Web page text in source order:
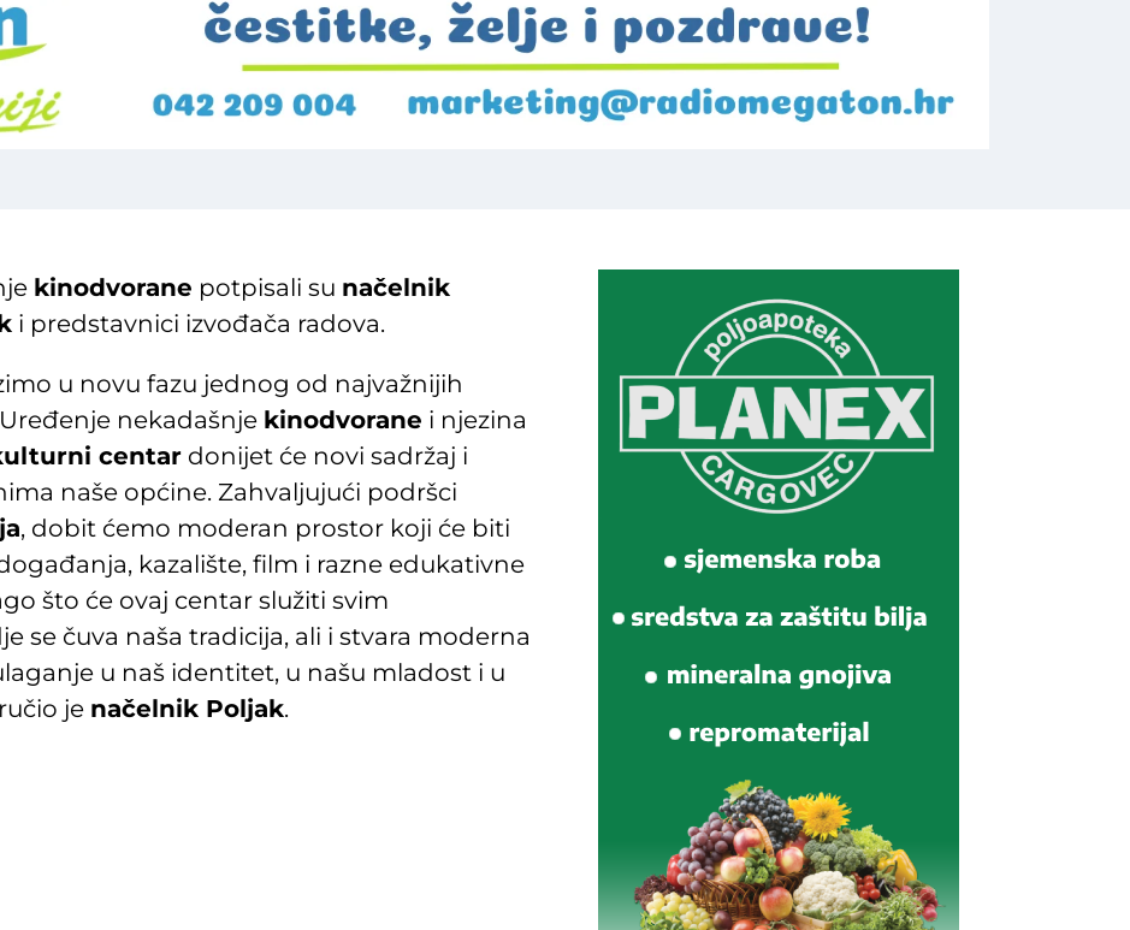
kinodvorane potpisali su načelnik
i predstavnici izvođača radova.
u novu fazu jednog od najvažnijih
nekadašnje kinodvorane i njezina
centar donijet će novi sadržaj i
naše općine. Zahvaljujući podršci
, dobit ćemo moderan prostor koji će biti
kazalište, film i razne edukativne
što će ovaj centar služiti svim
se čuva naša tradicija, ali i stvara moderna
u naš identitet, u našu mladost i u
je načelnik Poljak.